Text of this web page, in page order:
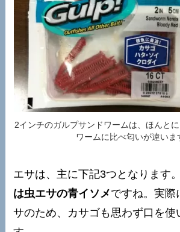
2インチのガルプサンドワームは、ほんと
ワームに比べ匂いが違いま
エサは、主に下記3つとなります
は虫エサの青イソメですね。実際
サのため、カサゴも思わず口を使